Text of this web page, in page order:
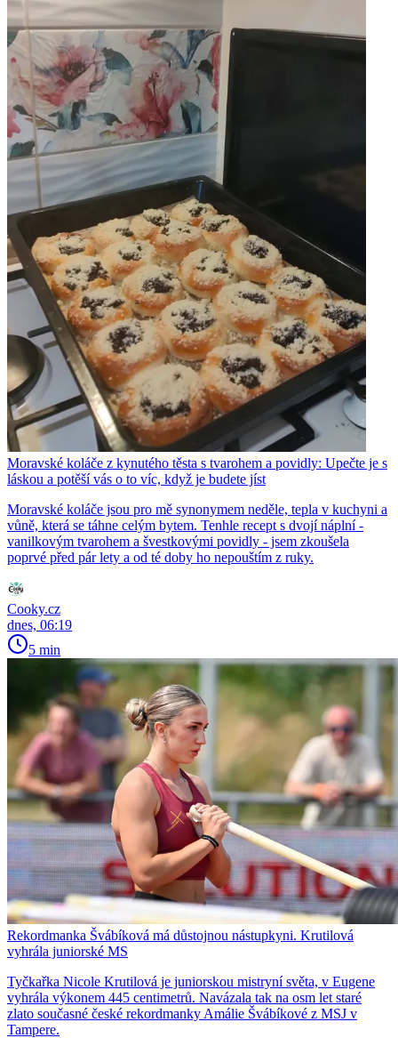
Moravské koláče z kynutého těsta s tvarohem a povidly: Upečte je s
láskou a potěší vás o to víc, když je budete jíst
Moravské koláče jsou pro mě synonymem neděle, tepla v kuchyni a
vůně, která se táhne celým bytem. Tenhle recept s dvojí náplní -
vanilkovým tvarohem a švestkovými povidly - jsem zkoušela
poprvé před pár lety a od té doby ho nepouštím z ruky.
Cooky.cz
dnes, 06:19
5 min
Rekordmanka Švábíková má důstojnou nástupkyni. Krutilová
vyhrála juniorské MS
Tyčkařka Nicole Krutilová je juniorskou mistryní světa, v Eugene
vyhrála výkonem 445 centimetrů. Navázala tak na osm let staré
zlato současné české rekordmanky Amálie Švábíkové z MSJ v
Tampere.